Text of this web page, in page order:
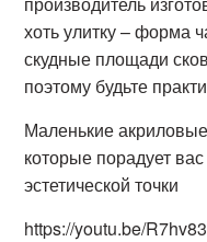
хоть улитку – форма
скудные площади
поэтому будьте
Маленькие
которые порадует вас
эстетической точки
https://youtu.be/